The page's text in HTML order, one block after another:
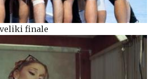
veliki finale